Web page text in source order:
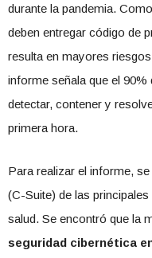
durante la pandemia.
deben entregar código de
resulta en mayores
informe señala que el
detectar, contener y
primera hora.
Para realizar el informe,
(C-Suite) de las
salud. Se encontró que la
seguridad cibernética